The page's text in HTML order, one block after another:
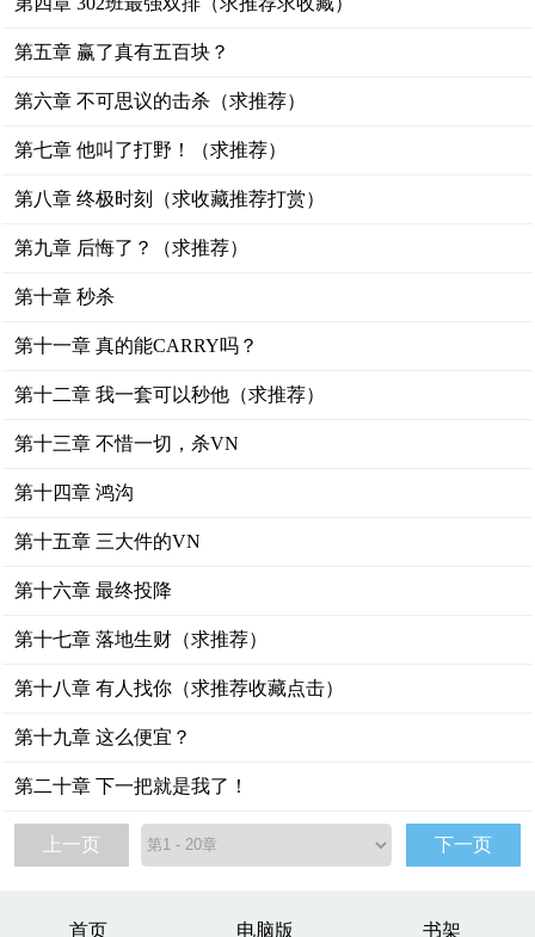
第五章 赢了真有五百块？
第六章 不可思议的击杀（求推荐）
第七章 他叫了打野！（求推荐）
第八章 终极时刻（求收藏推荐打赏）
第九章 后悔了？（求推荐）
第十章 秒杀
第十一章 真的能CARRY吗？
第十二章 我一套可以秒他（求推荐）
第十三章 不惜一切，杀VN
第十四章 鸿沟
第十五章 三大件的VN
第十六章 最终投降
第十七章 落地生财（求推荐）
第十八章 有人找你（求推荐收藏点击）
第十九章 这么便宜？
第二十章 下一把就是我了！
上一页 下一页
首页 电脑版 书架